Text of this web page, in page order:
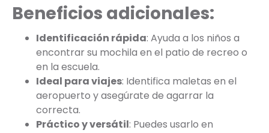
Beneficios adicionales:
Identificación rápida: Ayuda a los niños a
encontrar su mochila en el patio de recreo o
en la escuela.
Ideal para viajes: Identifica maletas en el
aeropuerto y asegúrate de agarrar la
correcta.
Práctico y versátil: Puedes usarlo en